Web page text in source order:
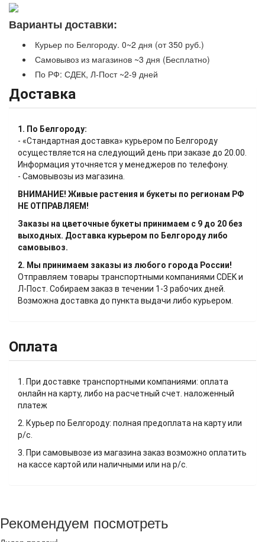
Варианты доставки:
Курьер по Белгороду. 0~2 дня (от 350 руб.)
Самовывоз из магазинов ~3 дня (Бесплатно)
По РФ: СДЕК, Л-Пост ~2-9 дней
Доставка
1. По Белгороду:
- «Стандартная доставка» курьером по Белгороду
осуществляется на следующий день при заказе до 20.00.
Информация уточняется у менеджеров по телефону.
- Самовывозы из магазина.
ВНИМАНИЕ! Живые растения и букеты по регионам РФ
НЕ ОТПРАВЛЯЕМ!
Заказы на цветочные букеты принимаем с 9 до 20 без
выходных. Доставка курьером по Белгороду либо
самовывоз.
2. Мы принимаем заказы из любого города России!
Отправляем товары транспортными компаниями CDEK и
Л-Пост. Собираем заказ в течении 1-3 рабочих дней.
Возможна доставка до пункта выдачи либо курьером.
Оплата
1. При доставке транспортными компаниями: оплата
онлайн на карту, либо на расчетный счет. наложенный
платеж
2. Курьер по Белгороду: полная предоплата на карту или
р/с.
3. При самовывозе из магазина заказ возможно оплатить
на кассе картой или наличными или на р/с.
Рекомендуем посмотреть